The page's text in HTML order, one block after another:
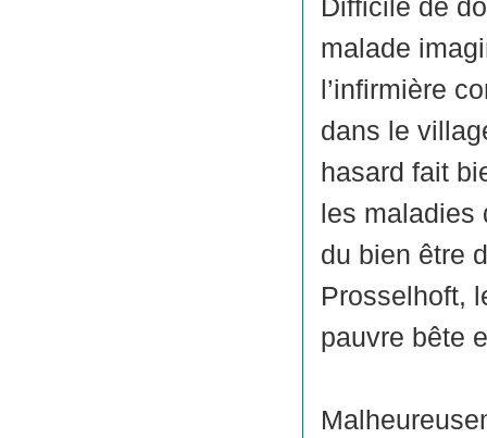
Difficile de
malade
l’infirmière
dans le
hasard fait
les maladies
du bien être
Prosselhoft,
pauvre bête